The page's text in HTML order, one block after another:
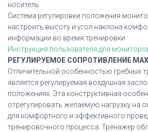
носитель
Система регулировки положения
настроить высоту и угол наклона
информации во время тренировки
Инструкция пользователя для
РЕГУЛИРУЕМОЕ СОПРОТИВЛЕНИЕ
Отличительной особенностью гребных
является регулируемая воздушная
положениях. Эта конструктивная
отрегулировать желаемую нагрузку на
для комфортного и эффективного
тренировочного процесса. Тренажер